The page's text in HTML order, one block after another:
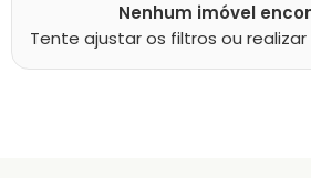
Nenhum imóvel
Tente ajustar os filtros ou